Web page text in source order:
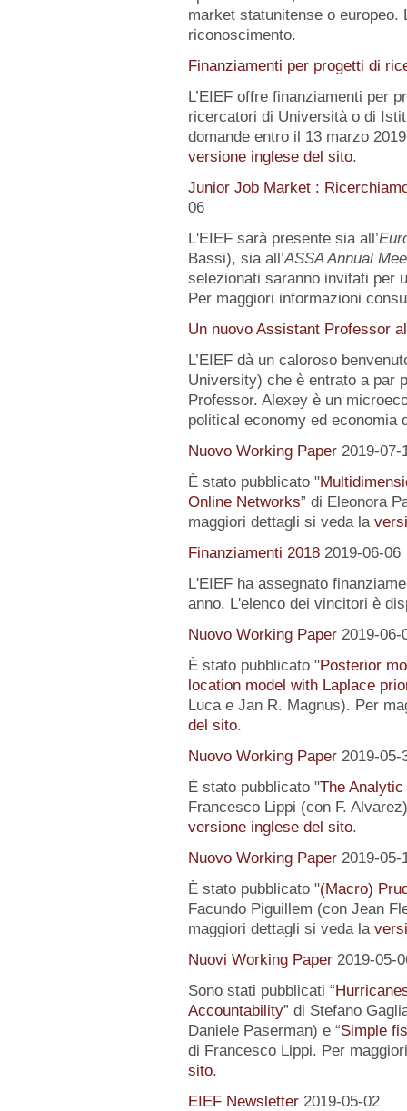
market statunitense o europeo.
riconoscimento.
Finanziamenti per progetti di
L’EIEF offre finanziamenti per
ricercatori di Università o di
domande entro il 13 marzo
versione inglese del sito.
Junior Job Market :
06
L'EIEF sarà presente sia all’
Bassi), sia all’ASSA Annual
selezionati saranno invitati per
Per maggiori informazioni
Un nuovo Assistant Professor
L’EIEF dà un caloroso
University) che è entrato a par
Professor. Alexey è un
political economy ed
Nuovo Working Paper 2019-07-
È stato pubblicato "
Online Networks” di Eleonora
maggiori dettagli si veda la
Finanziamenti 2018 2019-06-06
L'EIEF ha assegnato
anno. L'elenco dei vincitori è
Nuovo Working Paper 2019-06-
È stato pubblicato "Posterior
location model with Laplace
Luca e Jan R. Magnus). Per
del sito.
Nuovo Working Paper 2019-05-
È stato pubblicato "The
Francesco Lippi (con F.
versione inglese del sito.
Nuovo Working Paper 2019-05-
È stato pubblicato "(Macro)
Facundo Piguillem (con Jean
maggiori dettagli si veda la
Nuovi Working Paper 2019-05-
Sono stati pubblicati “
Accountability” di Stefano
Daniele Paserman) e “Simple
di Francesco Lippi. Per
sito.
EIEF Newsletter 2019-05-02